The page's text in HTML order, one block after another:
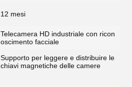
12 mesi
Telecamera HD industriale con ricon
oscimento facciale
Supporto per leggere e distribuire le
chiavi magnetiche delle camere